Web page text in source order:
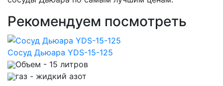
Рекомендуем посмотреть
Сосуд Дьюара YDS-15-125
Объем - 15 литров
газ - жидкий азот